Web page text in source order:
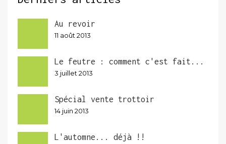
Au revoir
11 août 2013
Le feutre : comment c'est fait...
3 juillet 2013
Spécial vente trottoir
14 juin 2013
L'automne... déjà !!